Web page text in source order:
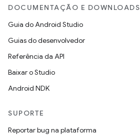
DOCUMENTAÇÃO E DOWNLOADS
Guia do Android Studio
Guias do desenvolvedor
Referência da API
Baixar o Studio
Android NDK
SUPORTE
Reportar bug na plataforma